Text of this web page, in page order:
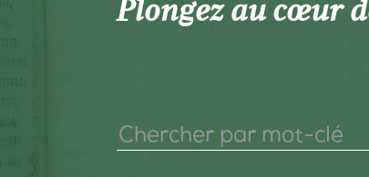
Plongez au cœur